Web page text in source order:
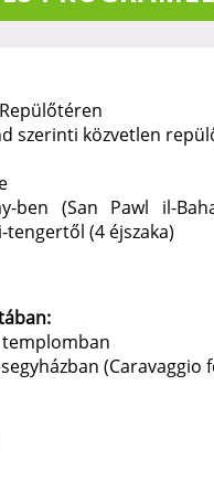
szerinti közvetlen
ben (San Pawl il-
(4 éjszaka)
(Caravaggio